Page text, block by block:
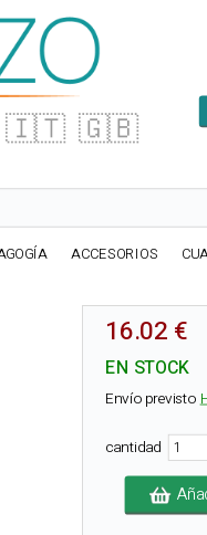
🇮🇹 🇬🇧
ACCESORIOS
16.02 €
EN STOCK
Envío previsto
cantidad